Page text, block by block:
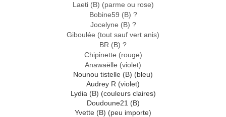
Laeti (B) (parme ou rose)
Bobine59 (B) ?
Jocelyne (B) ?
Giboulée (tout sauf vert anis)
BR (B) ?
Chipinette (rouge)
Anawaëlle (violet)
Nounou tistelle (B) (bleu)
Audrey R (violet)
Lydia (B) (couleurs claires)
Doudoune21 (B)
Yvette (B) (peu importe)